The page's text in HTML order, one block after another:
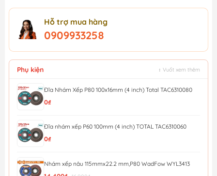
Hỗ trợ mua hàng
0909933258
Phụ kiện ↕ Vuốt xem thêm
Đĩa Nhám Xếp P80 100x16mm (4 inch) Total TAC6310080
0₫
Đĩa nhám xếp P60 100mm (4 inch) TOTAL TAC6310060
0₫
Nhám xếp nâu 115mmx22.2 mm,P80 WadFow WYL3413